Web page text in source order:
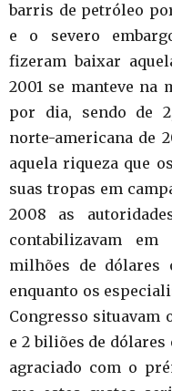
barris de petróleo
e o severo
fizeram baixar
2001 se manteve na
por dia, sendo de
norte-americana de
aquela riqueza que
suas tropas em
2008 as
contabilizavam
milhões de dólares
enquanto os
Congresso situavam
e 2 biliões de
agraciado com o